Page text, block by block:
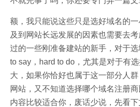
额，我只能说这些只是选好域名的
及到网站长远发展的因素也需要去
过的一些刚准备建站的新手，对于
to say，hard to do，尤其是对于有
大，如果你恰好也属于这一部分人
网站，又不知道选择哪个域名注册
内容比较适合你，废话少说，先看